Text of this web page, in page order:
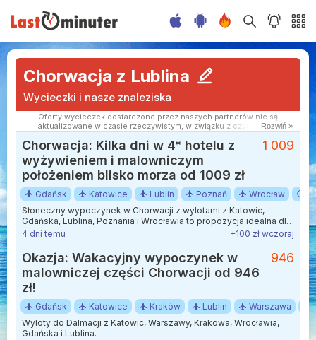
Chorwacja z Lublina
Wycieczki i nasze znaleziska
Oferty wycieczek dostarczone przez naszych partnerów nie są
aktualizowane w czasie rzeczywistym, w związku z czym ceny i
dostępność ofert mogą się nieznacznie różnić od aktualnych.
Dokładamy wszelkich starań aby rozbieżności były jak najmniejsze.
Rozwiń »
Chorwacja: Kilka dni w 4* hotelu z
wyżywieniem i malowniczym
położeniem blisko morza od 1009 zł
1 009
Gdańsk Katowice Lublin Poznań Wrocław
Słoneczny wypoczynek w Chorwacji z wylotami z Katowic,
Gdańska, Lublina, Poznania i Wrocławia to propozycja idealna dla
osób szukających relaksu nad samym brzegiem Adriatyku.
4 dni temu +100 zł wczoraj
Okazja: Wakacyjny wypoczynek w
malowniczej części Chorwacji od 946
zł!
946
Gdańsk Katowice Kraków Lublin Warszawa
Wyloty do Dalmacji z Katowic, Warszawy, Krakowa, Wrocławia,
Gdańska i Lublina.